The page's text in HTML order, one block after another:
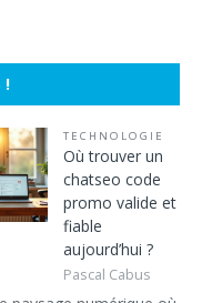
!
TECHNOLOGIE
Où trouver un
chatseo code
promo valide et
fiable
aujourd’hui ?
Pascal Cabus